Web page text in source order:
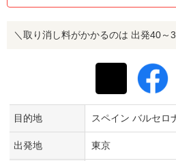
＼取り消し料がかかるのは 出発40～
目的地 スペイン バルセロ
出発地 東京